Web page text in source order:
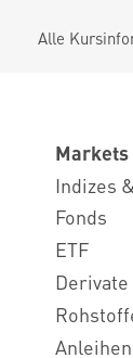
Alle
Markets
Indizes
Fonds
ETF
Derivate
Anleihen